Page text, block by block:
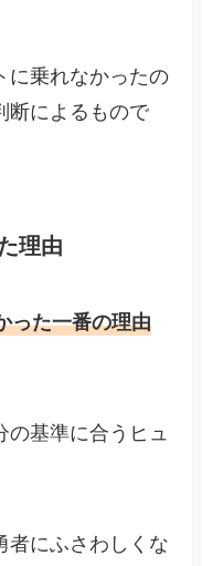
に乗れなかったの
断によるもので
理由
った一番の理由
基準に合うヒュ
者にふさわしくな